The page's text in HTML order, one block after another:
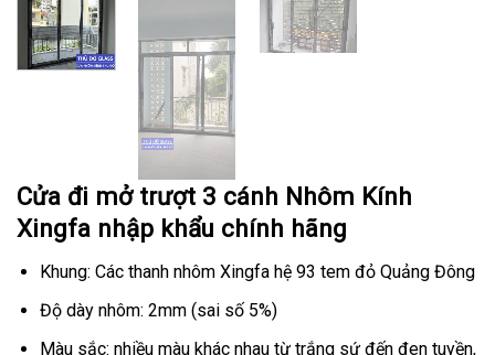
Cửa đi mở trượt 3 cánh Nhôm Kính
Xingfa nhập khẩu chính hãng
Khung: Các thanh nhôm Xingfa hệ 93 tem đỏ Quảng Đông
Độ dày nhôm: 2mm (sai số 5%)
Màu sắc: nhiều màu khác nhau từ trắng sứ đến đen tuyền,